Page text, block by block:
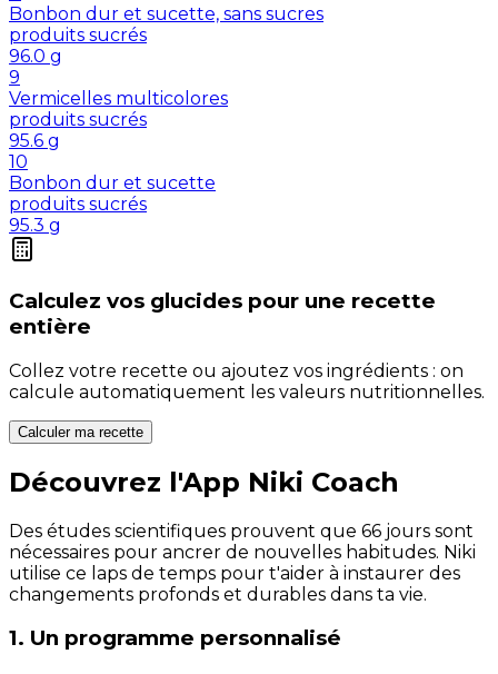
Bonbon dur et sucette, sans sucres
produits sucrés
96.0 g
9
Vermicelles multicolores
produits sucrés
95.6 g
10
Bonbon dur et sucette
produits sucrés
95.3 g
Calculez vos glucides pour une recette
entière
Collez votre recette ou ajoutez vos ingrédients : on
calcule automatiquement les valeurs nutritionnelles.
Calculer ma recette
Découvrez l'App Niki Coach
Des études scientifiques prouvent que 66 jours sont
nécessaires pour ancrer de nouvelles habitudes. Niki
utilise ce laps de temps pour t'aider à instaurer des
changements profonds et durables dans ta vie.
1. Un programme personnalisé